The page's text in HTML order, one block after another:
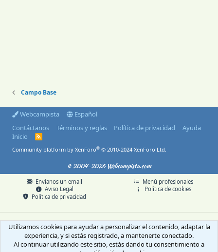
Campo Base
Webcampista
Español
Contáctanos
Términos y reglas Política de privacidad
Ayuda
Inicio
R
S
Community platform by XenForo® © 2010-2024 XenForo Ltd.
© 2004-2026 Webcampista.com
Envíanos un email
Aviso Legal
Política de privacidad
Menú profesionales
Política de cookies
Utilizamos cookies para ayudar a personalizar el contenido, adaptar la
experiencia, y si estás registrado, a mantenerte conectado.
Al continuar utilizando este sitio, estás dando tu consentimiento a